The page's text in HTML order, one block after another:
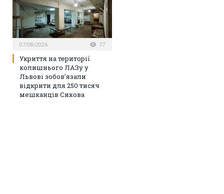
07/08/2026 77
Укриття на території
колишнього ЛАЗу у
Львові зобов’язали
відкрити для 250 тисяч
мешканців Сихова